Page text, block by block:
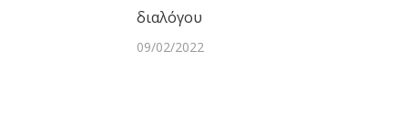
διαλόγου
09/02/2022